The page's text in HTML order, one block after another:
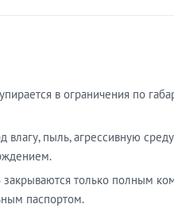
в ограничения по
влагу, пыль, агрессивную
только полным
паспортом.